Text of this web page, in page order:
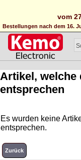
vom
Bestellungen nach dem 16.
Artikel, welche
entsprechen
Es wurden keine
entsprechen.
Zurück